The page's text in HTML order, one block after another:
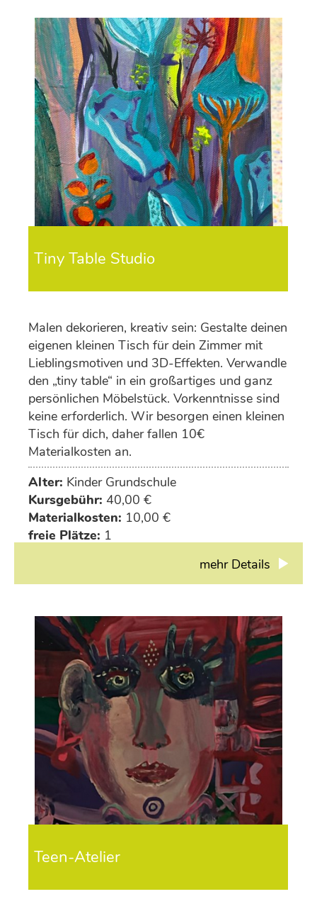
Tiny Table Studio
Malen dekorieren, kreativ sein: Gestalte deinen
eigenen kleinen Tisch für dein Zimmer mit
Lieblingsmotiven und 3D-Effekten. Verwandle
den „tiny table“ in ein großartiges und ganz
persönlichen Möbelstück. Vorkenntnisse sind
keine erforderlich. Wir besorgen einen kleinen
Tisch für dich, daher fallen 10€
Materialkosten an.
Alter: Kinder Grundschule
Kursgebühr: 40,00 €
Materialkosten: 10,00 €
freie Plätze: 1
mehr Details
Teen-Atelier